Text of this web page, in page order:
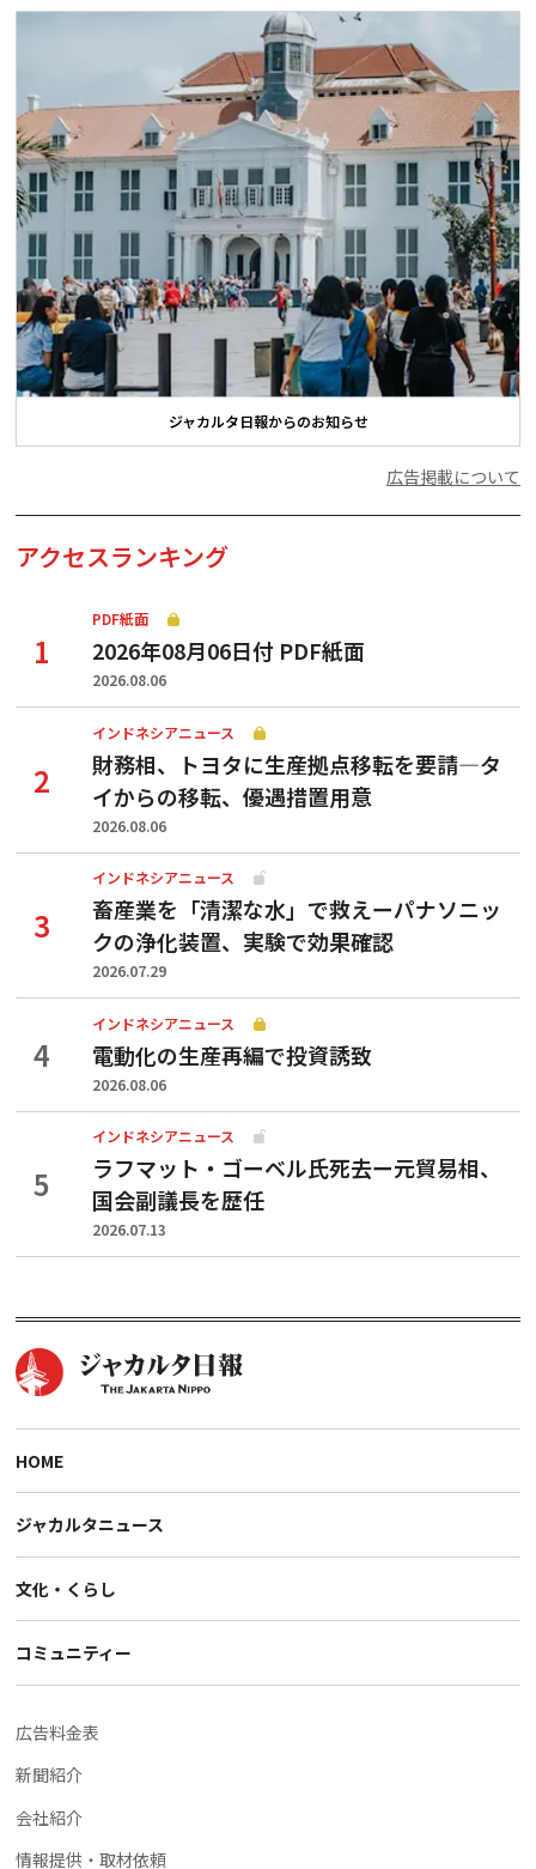
ジャカルタ日報からのお知らせ
広告掲載について
アクセスランキング
PDF紙面
2026年08月06日付 PDF紙面
2026.08.06
インドネシアニュース
財務相、トヨタに生産拠点移転を要請—タ
イからの移転、優遇措置用意
2026.08.06
インドネシアニュース
畜産業を「清潔な水」で救えーパナソニッ
クの浄化装置、実験で効果確認
2026.07.29
インドネシアニュース
電動化の生産再編で投資誘致
2026.08.06
インドネシアニュース
ラフマット・ゴーベル氏死去ー元貿易相、
国会副議長を歴任
2026.07.13
HOME
ジャカルタニュース
文化・くらし
コミュニティー
広告料金表
新聞紹介
会社紹介
情報提供・取材依頼